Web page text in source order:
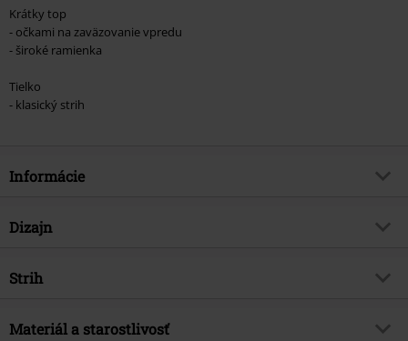
Krátky top
- očkami na zaväzovanie vpredu
- široké ramienka
Tielko
- klasický strih
Informácie
Tovar č.
Brand
Téma produktov
Dizajn
Typ výrobku
Výstrih
Strih
Strih/vrchný diel
Materiál a starostlivosť